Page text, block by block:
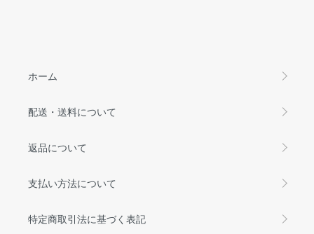
ホーム
配送・送料について
返品について
支払い方法について
特定商取引法に基づく表記